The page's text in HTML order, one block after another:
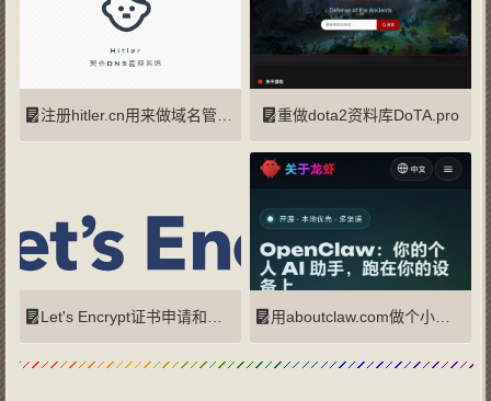
注册hitler.cn用来做域名管理系统 重做dota2资料库DoTA.pro
Let's Encrypt证书申请和续签限制 用aboutclaw.com做个小网站